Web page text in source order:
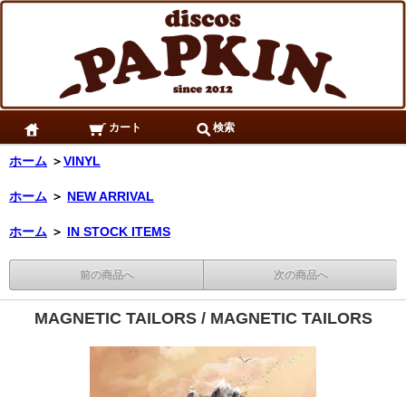
カート 検索
ホーム ＞VINYL
ホーム ＞ NEW ARRIVAL
ホーム ＞ IN STOCK ITEMS
前の商品へ 次の商品へ
MAGNETIC TAILORS / MAGNETIC TAILORS